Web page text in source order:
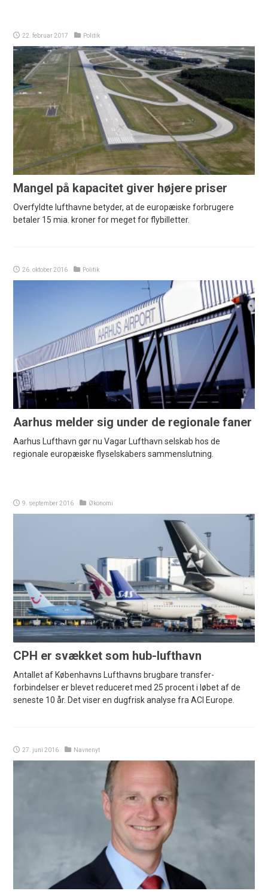
22. februar 2017 Politik
Mangel på kapacitet giver højere priser
Overfyldte lufthavne betyder, at de europæiske forbrugere
betaler 15 mia. kroner for meget for flybilletter.
26. oktober 2016 Politik
Aarhus melder sig under de regionale faner
Aarhus Lufthavn gør nu Vagar Lufthavn selskab hos de
regionale europæiske flyselskabers sammenslutning.
9. september 2016 Økonomi
CPH er svækket som hub-lufthavn
Antallet af Københavns Lufthavns brugbare transfer-
forbindelser er blevet reduceret med 25 procent i løbet af de
seneste 10 år. Det viser en dugfrisk analyse fra ACI Europe.
27. juni 2016 Navnenyt